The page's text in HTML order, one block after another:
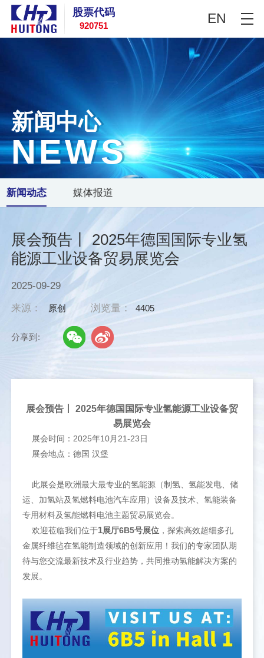
股票代码
920751 EN
新闻中心
NEWS
新闻动态 媒体报道
展会预告丨 2025年德国国际专业氢
能源工业设备贸易展览会
2025-09-29
来源： 原创 浏览量： 4405
分享到:
展会预告丨 2025年德国国际专业氢能源工业设备贸
易展览会
展会时间：2025年10月21-23日
展会地点：德国 汉堡
此展会是欧洲最大最专业的氢能源（制氢、氢能发电、储
运、加氢站及氢燃料电池汽车应用）设备及技术、氢能装备
专用材料及氢能燃料电池主题贸易展览会。
欢迎莅临我们位于1展厅6B5号展位 ，探索高效超细多孔
金属纤维毡在氢能制造领域的创新应用！我们的专家团队期
待与您交流最新技术及行业趋势，共同推动氢能解决方案的
发展。